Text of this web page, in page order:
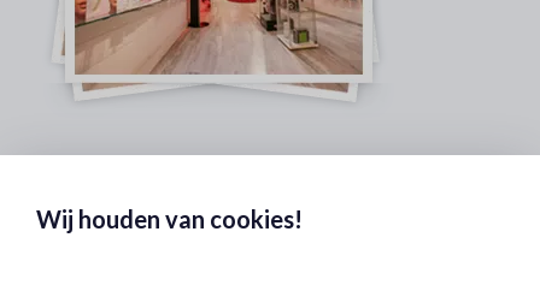
Wij houden van cookies!